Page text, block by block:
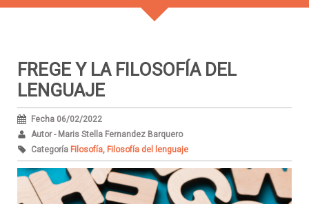
FREGE Y LA FILOSOFÍA DEL
LENGUAJE
Fecha 06/02/2022
Autor - Maris Stella Fernandez Barquero
Categoría Filosofía, Filosofía del lenguaje